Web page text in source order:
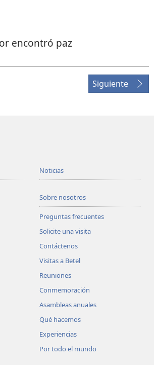
encontró paz
Siguiente
Noticias
Sobre nosotros
Preguntas frecuentes
Solicite una visita
Contáctenos
Visitas a Betel
Reuniones
Conmemoración
Asambleas anuales
Qué hacemos
Experiencias
Por todo el mundo